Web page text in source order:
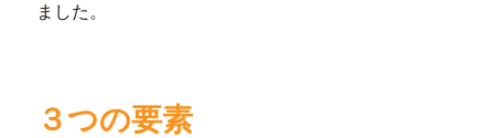
ました。
３つの要素